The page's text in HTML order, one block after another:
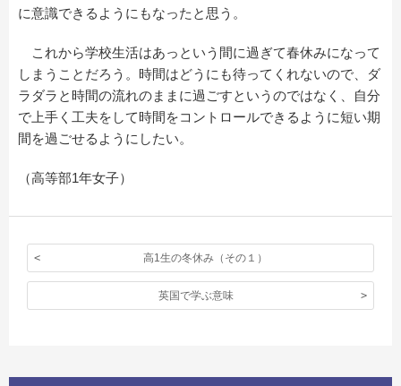
に意識できるようにもなったと思う。
これから学校生活はあっという間に過ぎて春休みになって
しまうことだろう。時間はどうにも待ってくれないので、ダ
ラダラと時間の流れのままに過ごすというのではなく、自分
で上手く工夫をして時間をコントロールできるように短い期
間を過ごせるようにしたい。
（高等部1年女子）
高1生の冬休み（その１）
英国で学ぶ意味